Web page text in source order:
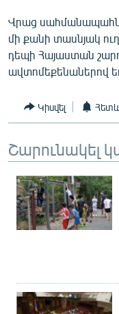
ՁԳՏԵԼՈՎ
ՓՈԴՔԱՍԹ
Հայերեն
English
Русский
ՀԵՏԵՎԵՔ ՄԵԶ
Վրաց
մի քանի տասնյակ
դեպի Հայաստան
ավտոմեքենաներով
Կիսվել
Շարունակել